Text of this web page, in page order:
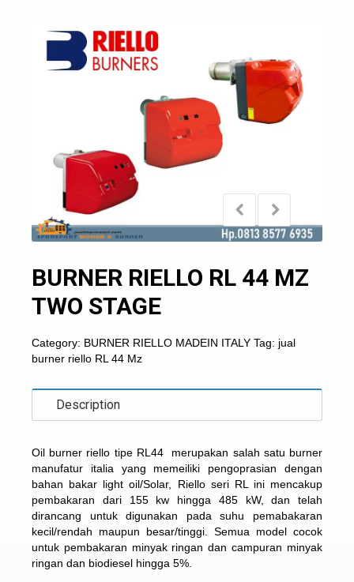
BURNER RIELLO RL 44 MZ
TWO STAGE
Category: BURNER RIELLO MADEIN ITALY Tag: jual
burner riello RL 44 Mz
Description
Oil burner riello tipe RL44 merupakan salah satu burner
manufatur italia yang memeiliki pengoprasian dengan
bahan bakar light oil/Solar, Riello seri RL ini mencakup
pembakaran dari 155 kw hingga 485 kW, dan telah
dirancang untuk digunakan pada suhu pemabakaran
kecil/rendah maupun besar/tinggi. Semua model cocok
untuk pembakaran minyak ringan dan campuran minyak
ringan dan biodiesel hingga 5%.